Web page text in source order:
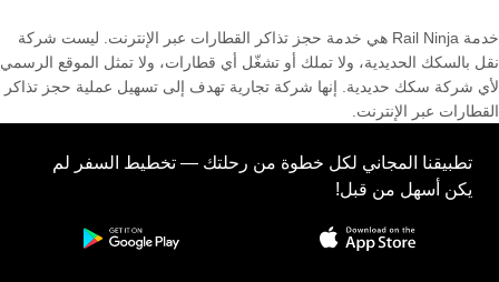
خدمة Rail Ninja هي خدمة حجز تذاكر القطارات عبر الإنترنت. ليست شركة
نقل بالسكك الحديدية، ولا تملك أو تشغّل أي قطارات، ولا تمثل الموقع الرسمي
لأي شركة سكك حديدية. إنها شركة تجارية تهدف إلى تسهيل عملية حجز تذاكر
القطارات عبر الإنترنت.
تطبيقنا المجاني لكل خطوة من رحلتك — تخطيط السفر لم
يكن أسهل من قبل!